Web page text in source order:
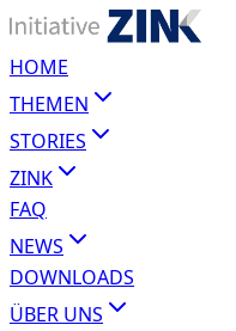
HOME
THEMEN
STORIES
ZINK
FAQ
NEWS
DOWNLOADS
ÜBER UNS